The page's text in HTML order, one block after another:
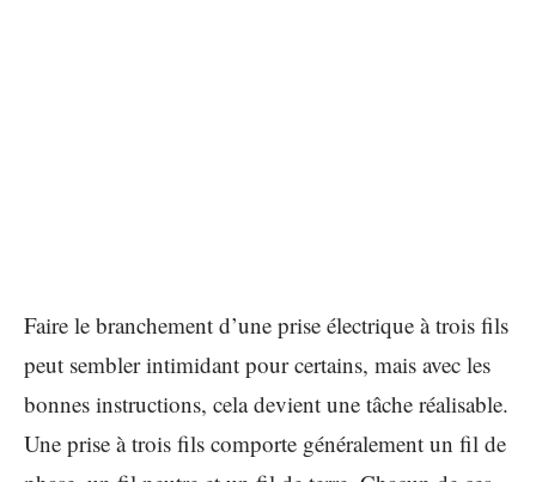
Faire le branchement d’une prise électrique à trois fils
peut sembler intimidant pour certains, mais avec les
bonnes instructions, cela devient une tâche réalisable.
Une prise à trois fils comporte généralement un fil de